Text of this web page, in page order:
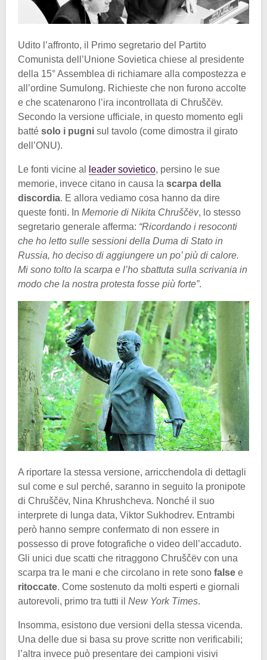
Udito l’affronto, il Primo segretario del Partito
Comunista dell’Unione Sovietica chiese al presidente
della 15° Assemblea di richiamare alla compostezza e
all’ordine Sumulong. Richieste che non furono accolte
e che scatenarono l’ira incontrollata di Chruščëv.
Secondo la versione ufficiale, in questo momento egli
batté solo i pugni sul tavolo (come dimostra il girato
dell’ONU).
Le fonti vicine al leader sovietico, persino le sue
memorie, invece citano in causa la scarpa della
discordia. E allora vediamo cosa hanno da dire
queste fonti. In Memorie di Nikita Chruščëv, lo stesso
segretario generale afferma: “Ricordando i resoconti
che ho letto sulle sessioni della Duma di Stato in
Russia, ho deciso di aggiungere un po’ più di calore.
Mi sono tolto la scarpa e l’ho sbattuta sulla scrivania in
modo che la nostra protesta fosse più forte”.
A riportare la stessa versione, arricchendola di dettagli
sul come e sul perché, saranno in seguito la pronipote
di Chruščëv, Nina Khrushcheva. Nonché il suo
interprete di lunga data, Viktor Sukhodrev. Entrambi
però hanno sempre confermato di non essere in
possesso di prove fotografiche o video dell’accaduto.
Gli unici due scatti che ritraggono Chruščëv con una
scarpa tra le mani e che circolano in rete sono false e
ritoccate. Come sostenuto da molti esperti e giornali
autorevoli, primo tra tutti il New York Times.
Insomma, esistono due versioni della stessa vicenda.
Una delle due si basa su prove scritte non verificabili;
l’altra invece può presentare dei campioni visivi